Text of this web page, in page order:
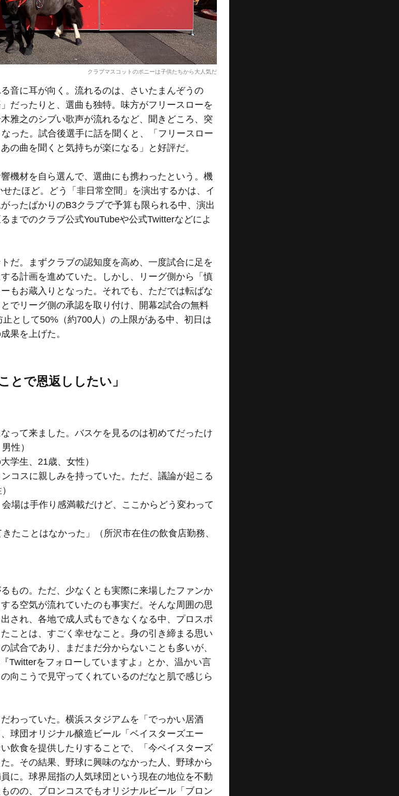
クラブマスコットのポニーは子供たちから大人気だ
音に耳が向く。流れるのは、さいたまんぞうの
だったりと、選曲も独特。味方がフリースローを
之のシブい歌声が流れるなど、聞きどころ、突
った。試合後選手に話を聞くと、「フリースロー
の曲を聞くと気持ちが楽になる」と好評だ。
機材を自ら選んで、選曲にも携わったという。機
たほど。どう「非日常空間」を演出するかは、イ
ったばかりのB3クラブで予算も限られる中、演出
までのクラブ公式YouTubeや公式Twitterなどによ
だ。まずクラブの認知度を高め、一度試合に足を
る計画を進めていた。しかし、リーグ側から「慎
もお蔵入りとなった。それでも、ただでは転ばな
でリーグ側の承認を取り付け、開幕2試合の無料
として50%（約700人）の上限がある中、初日は
果を上げた。
とで恩返ししたい」
って来ました。バスケを見るのは初めてだったけ
性）
学生、21歳、女性）
コスに親しみを持っていた。ただ、議論が起こる
場は手作り感満載だけど、ここからどう変わって
たことはなかった」（所沢市在住の飲食店勤務、
もの。ただ、少なくとも実際に来場したファンか
る空気が流れていたのも事実だ。そんな周囲の思
され、各地で成人式もできなくなる中、プロスポ
ことは、すごく幸せなこと。身の引き締まる思い
試合であり、まだまだ分からないことも多いが、
Twitterをフォローしていますよ』とか、温かい言
向こうで見守ってくれているのだなと肌で感じら
わっていた。横浜スタジアムを「でっかい居酒
球団オリジナル醸造ビール「ベイスターズエー
飲食を提供したりすることで、「今ベイスターズ
。その結果、野球に興味のなかった人、野球から
に。球界屈指の人気球団という現在の地位を不動
のの、ブロンコスでもオリジナルビール「ブロン